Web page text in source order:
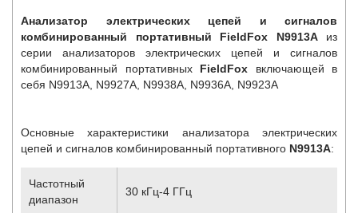
Анализатор электрических цепей и сигналов
комбинированный портативный FieldFox N9913Aиз
серии анализаторов электрических цепей и сигналов
комбинированный портативных FieldFox включающей в
себя N9913A, N9927A, N9938A, N9936A, N9923A
Основные характеристики анализатора электрических
цепей и сигналов комбинированный портативного N9913A:
Частотный
диапазон
30 кГц-4 ГГц